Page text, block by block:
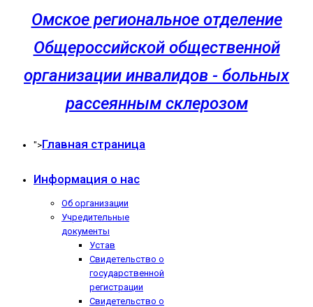
Омское региональное отделение
Общероссийской общественной
организации инвалидов - больных
рассеянным склерозом
">Главная страница
Информация о нас
Об организации
Учредительные
документы
Устав
Свидетельство о
государственной
регистрации
Свидетельство о